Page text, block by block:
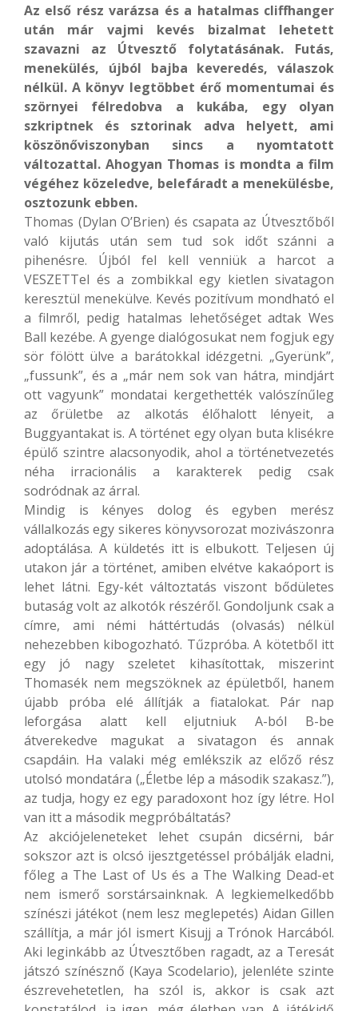
Az első rész varázsa és a hatalmas cliffhanger
után már vajmi kevés bizalmat lehetett
szavazni az Útvesztő folytatásának. Futás,
menekülés, újból bajba keveredés, válaszok
nélkül. A könyv legtöbbet érő momentumai és
szörnyei félredobva a kukába, egy olyan
szkriptnek és sztorinak adva helyett, ami
köszönőviszonyban sincs a nyomtatott
változattal. Ahogyan Thomas is mondta a film
végéhez közeledve, belefáradt a menekülésbe,
osztozunk ebben.
Thomas (Dylan O’Brien) és csapata az Útvesztőből
való kijutás után sem tud sok időt szánni a
pihenésre. Újból fel kell venniük a harcot a
VESZETTel és a zombikkal egy kietlen sivatagon
keresztül menekülve. Kevés pozitívum mondható el
a filmről, pedig hatalmas lehetőséget adtak Wes
Ball kezébe. A gyenge dialógosukat nem fogjuk egy
sör fölött ülve a barátokkal idézgetni. „Gyerünk”,
„fussunk”, és a „már nem sok van hátra, mindjárt
ott vagyunk” mondatai kergethették valószínűleg
az őrületbe az alkotás élőhalott lényeit, a
Buggyantakat is. A történet egy olyan buta klisékre
épülő szintre alacsonyodik, ahol a történetvezetés
néha irracionális a karakterek pedig csak
sodródnak az árral.
Mindig is kényes dolog és egyben merész
vállalkozás egy sikeres könyvsorozat mozivászonra
adoptálása. A küldetés itt is elbukott. Teljesen új
utakon jár a történet, amiben elvétve kakaóport is
lehet látni. Egy-két változtatás viszont bődületes
butaság volt az alkotók részéről. Gondoljunk csak a
címre, ami némi háttértudás (olvasás) nélkül
nehezebben kibogozható. Tűzpróba. A kötetből itt
egy jó nagy szeletet kihasítottak, miszerint
Thomasék nem megszöknek az épületből, hanem
újabb próba elé állítják a fiatalokat. Pár nap
leforgása alatt kell eljutniuk A-ból B-be
átverekedve magukat a sivatagon és annak
csapdáin. Ha valaki még emlékszik az előző rész
utolsó mondatára („Életbe lép a második szakasz.”),
az tudja, hogy ez egy paradoxont hoz így létre. Hol
van itt a második megpróbáltatás?
Az akciójeleneteket lehet csupán dicsérni, bár
sokszor azt is olcsó ijesztgetéssel próbálják eladni,
főleg a The Last of Us és a The Walking Dead-et
nem ismerő sorstársainknak. A legkiemelkedőbb
színészi játékot (nem lesz meglepetés) Aidan Gillen
szállítja, a már jól ismert Kisujj a Trónok Harcából.
Aki leginkább az Útvesztőben ragadt, az a Teresát
játszó színésznő (Kaya Scodelario), jelenléte szinte
észrevehetetlen, ha szól is, akkor is csak azt